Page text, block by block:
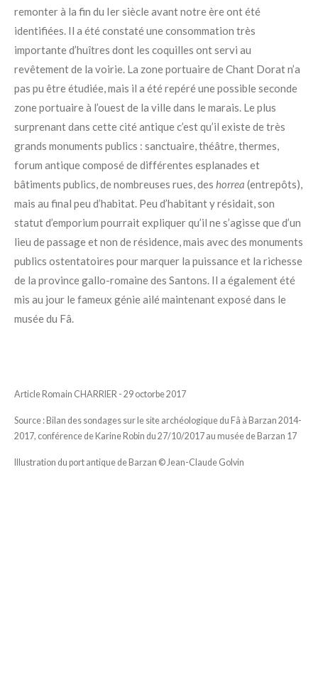
remonter à la fin du Ier siècle avant notre ère ont été
identifiées. Il a été constaté une consommation très
importante d’huîtres dont les coquilles ont servi au
revêtement de la voirie. La zone portuaire de Chant Dorat n’a
pas pu être étudiée, mais il a été repéré une possible seconde
zone portuaire à l’ouest de la ville dans le marais. Le plus
surprenant dans cette cité antique c’est qu’il existe de très
grands monuments publics : sanctuaire, théâtre, thermes,
forum antique composé de différentes esplanades et
bâtiments publics, de nombreuses rues, des horrea (entrepôts),
mais au final peu d’habitat. Peu d’habitant y résidait, son
statut d’emporium pourrait expliquer qu’il ne s’agisse que d’un
lieu de passage et non de résidence, mais avec des monuments
publics ostentatoires pour marquer la puissance et la richesse
de la province gallo-romaine des Santons. Il a également été
mis au jour le fameux génie ailé maintenant exposé dans le
musée du Fâ.
Article Romain CHARRIER - 29 octorbe 2017
Source : Bilan des sondages sur le site archéologique du Fâ à Barzan 2014-
2017, conférence de Karine Robin du 27/10/2017 au musée de Barzan 17
Illustration du port antique de Barzan © Jean-Claude Golvin